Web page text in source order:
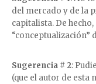
del mercado y de la
capitalista. De
“conceptualización”
Sugerencia # 2:
(que el autor de esta